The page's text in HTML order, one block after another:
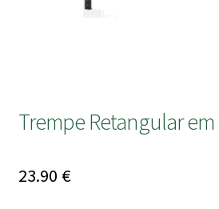
Trempe Retangular em
23.90 €